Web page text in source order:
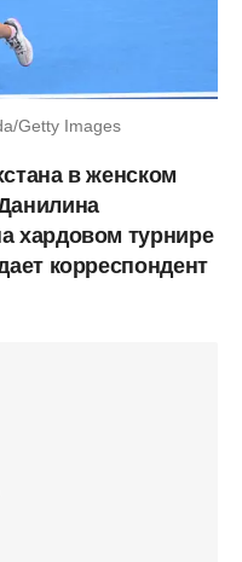
Getty Images
в женском
хардовом турнире
корреспондент